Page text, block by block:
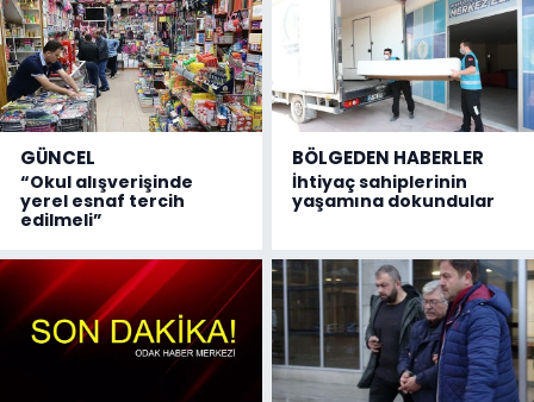
GÜNCEL
“Okul alışverişinde
yerel esnaf tercih
edilmeli”
BÖLGEDEN HABERLER
İhtiyaç sahiplerinin
yaşamına dokundular